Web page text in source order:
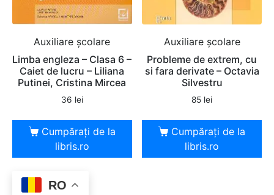
Auxiliare şcolare
Limba engleza – Clasa 6 –
Caiet de lucru – Liliana
Putinei, Cristina Mircea
36 lei
Cumpărați de la
libris.ro
Auxiliare şcolare
Probleme de extrem, cu
si fara derivate – Octavia
Silvestru
85 lei
Cumpărați de la
libris.ro
RO